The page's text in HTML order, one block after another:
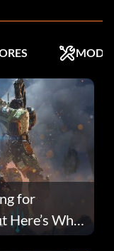
MODS
for
Here’s Why